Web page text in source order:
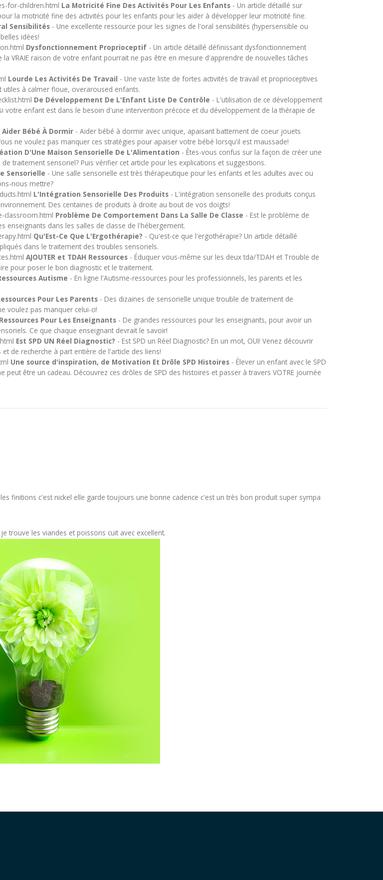
for-children.html La Motricité Fine Des Activités Pour Les Enfants- Un article détaillé sur
la motricité fine des activités pour les enfants pour les aider à développer leur motricité fine.
Sensibilités- Une excellente ressource pour les signes de l'oral sensibilités (hypersensible ou
idées!
Dysfonctionnement Proprioceptif- Un article détaillé définissant dysfonctionnement
VRAIE raison de votre enfant pourrait ne pas être en mesure d'apprendre de nouvelles tâches
Lourde Les Activités De Travail - Une vaste liste de fortes activités de travail et proprioceptives
à calmer floue, overaroused enfants.
De Développement De L'Enfant Liste De Contrôle - L'utilisation de ce développement
enfant est dans le besoin d'une intervention précoce et du développement de la thérapie de
Aider Bébé À Dormir- Aider bébé à dormir avec unique, apaisant battement de coeur jouets
ne voulez pas manquer ces stratégies pour apaiser votre bébé lorsqu'il est maussade!
D'Une Maison Sensorielle De L'Alimentation - Êtes-vous confus sur la façon de créer une
traitement sensoriel? Puis vérifier cet article pour les explications et suggestions.
Sensorielle - Une salle sensorielle est très thérapeutique pour les enfants et les adultes avec ou
nous mettre?
L'Intégration Sensorielle Des Produits- L'intégration sensorielle des produits conçus
Des centaines de produits à droite au bout de vos doigts!
classroom.html Problème De Comportement Dans La Salle De Classe - Est le problème de
enseignants dans les salles de classe de l'hébergement.
Qu'Est-Ce Que L'Ergothérapie? - Qu'est-ce que l'ergothérapie? Un article détaillé
dans le traitement des troubles sensoriels.
AJOUTER et TDAH Ressources- Éduquer vous-même sur les deux tda/TDAH et Trouble de
pour poser le bon diagnostic et le traitement.
Autisme - En ligne l'Autisme-ressources pour les professionnels, les parents et les
Pour Les Parents- Des dizaines de sensorielle unique trouble de traitement de
voulez pas manquer celui-ci!
Ressources Pour Les Enseignants- De grandes ressources pour les enseignants, pour avoir un
Ce que chaque enseignant devrait le savoir!
Est SPD UN Réel Diagnostic? - Est SPD un Réel Diagnostic? En un mot, OUI! Venez découvrir
de recherche à part entière de l'article des liens!
Une source d'inspiration, de Motivation Et Drôle SPD Histoires- Élever un enfant avec le SPD
être un cadeau. Découvrez ces drôles de SPD des histoires et passer à travers VOTRE journée
finitions c'est nickel elle garde toujours une bonne cadence c'est un très bon produit super sympa
trouve les viandes et poissons cuit avec excellent.